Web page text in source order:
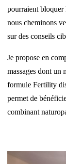
pourraient bloquer
nous cheminons
sur des conseils
Je propose en
massages dont un
formule Fertility
permet de
combinant